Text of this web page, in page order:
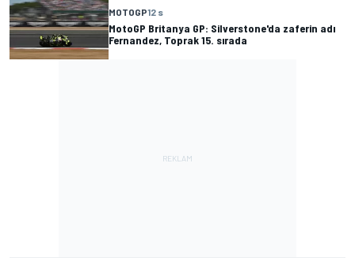
MOTOGP12 s
MotoGP Britanya GP: Silverstone'da zaferin adı
Fernandez, Toprak 15. sırada